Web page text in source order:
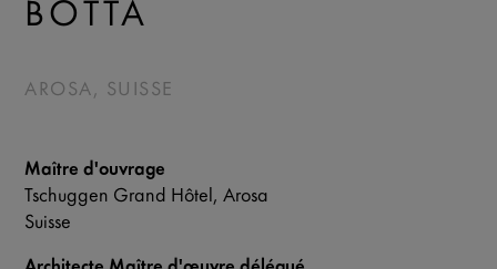
BOTTA
AROSA, SUISSE
Maître d'ouvrage
Tschuggen Grand Hôtel, Arosa
Suisse